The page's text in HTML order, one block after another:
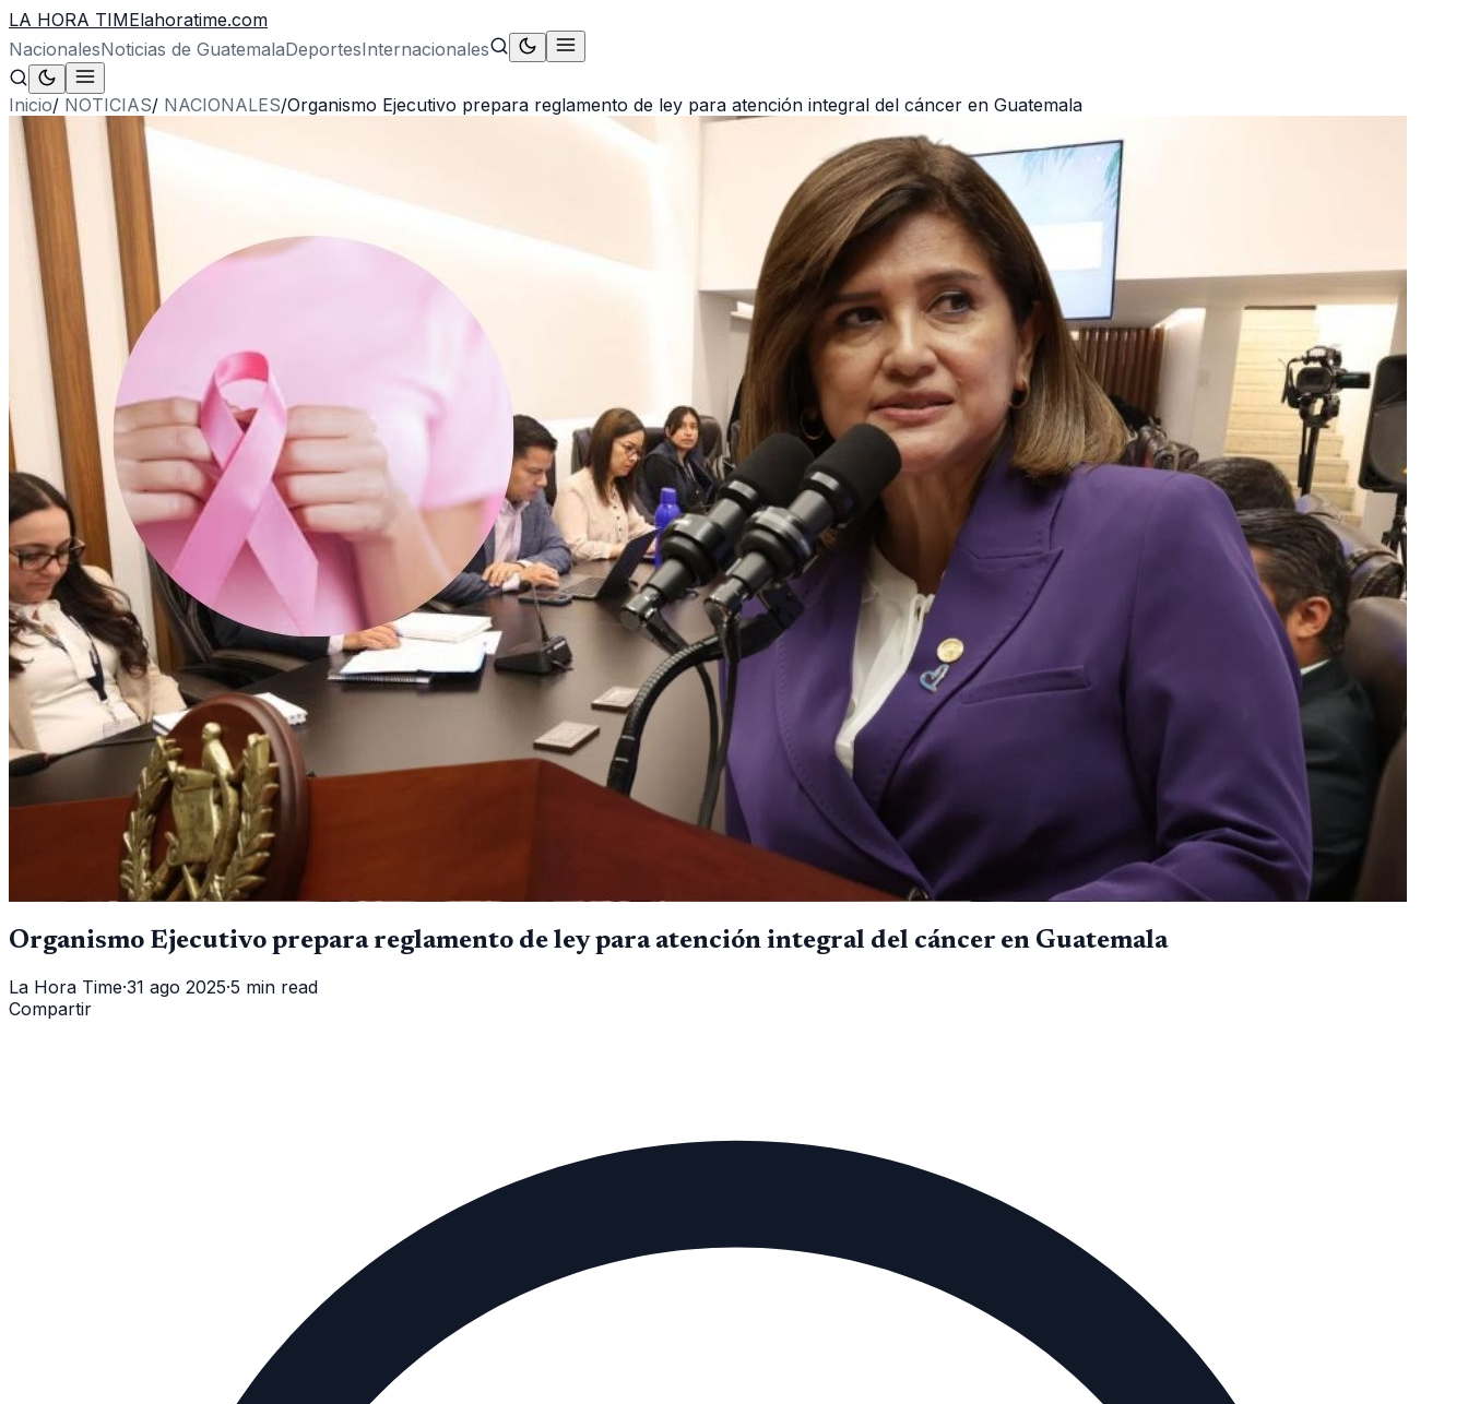
LA HORA TIMElahoratime.com
NacionalesNoticias de GuatemalaDeportesInternacionales
Inicio/ NOTICIAS/ NACIONALES/Organismo Ejecutivo prepara reglamento de ley para atención integral del cáncer en Guatemala
Organismo Ejecutivo prepara reglamento de ley para atención integral del cáncer en Guatemala
La Hora Time·31 ago 2025·5 min read
Compartir